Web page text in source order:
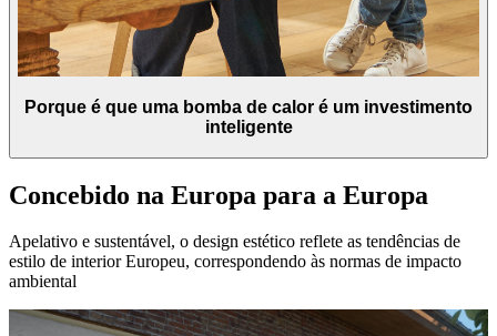
Porque é que uma bomba de calor é um investimento
inteligente
Concebido na Europa para a Europa
Apelativo e sustentável, o design estético reflete as tendências de
estilo de interior Europeu, correspondendo às normas de impacto
ambiental